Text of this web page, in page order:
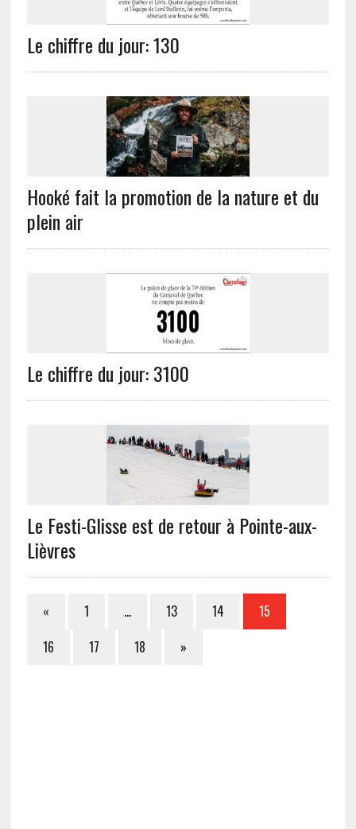
Le chiffre du jour: 130
Hooké fait la promotion de la nature et du
plein air
Le chiffre du jour: 3100
Le Festi-Glisse est de retour à Pointe-aux-
Lièvres
« 1 … 13 14
15
16
17 18 »